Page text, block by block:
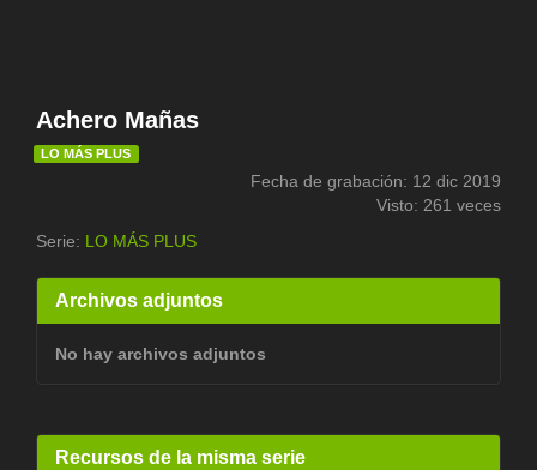
Achero Mañas
LO MÁS PLUS
Fecha de grabación: 12 dic 2019
Visto: 261 veces
Serie: LO MÁS PLUS
Archivos adjuntos
No hay archivos adjuntos
Recursos de la misma serie